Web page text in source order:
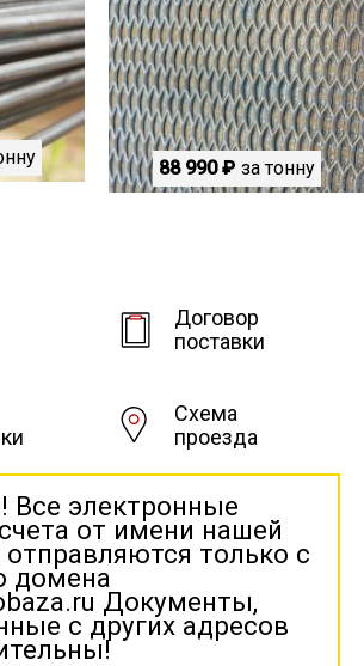
88 990 ₽ за тонну
Договор
поставки
Схема
проезда
Все электронные
от имени нашей
только с
домена
Документы,
с других адресов